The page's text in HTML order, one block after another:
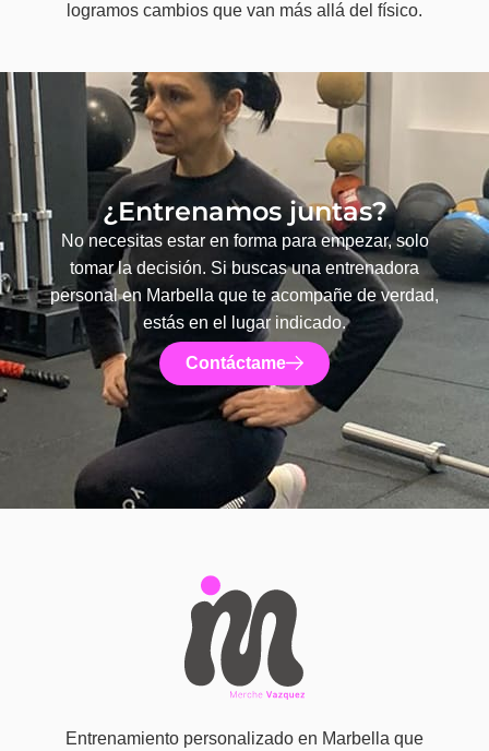
logramos cambios que van más allá del físico.
¿Entrenamos juntas?
No necesitas estar en forma para empezar, solo
tomar la decisión. Si buscas una entrenadora
personal en Marbella que te acompañe de verdad,
estás en el lugar indicado.
Contáctame
Entrenamiento personalizado en Marbella que